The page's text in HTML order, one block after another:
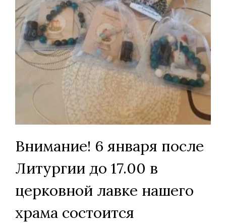
Внимание! 6 января после
Литургии до 17.00 в
церковной лавке нашего
храма состоится